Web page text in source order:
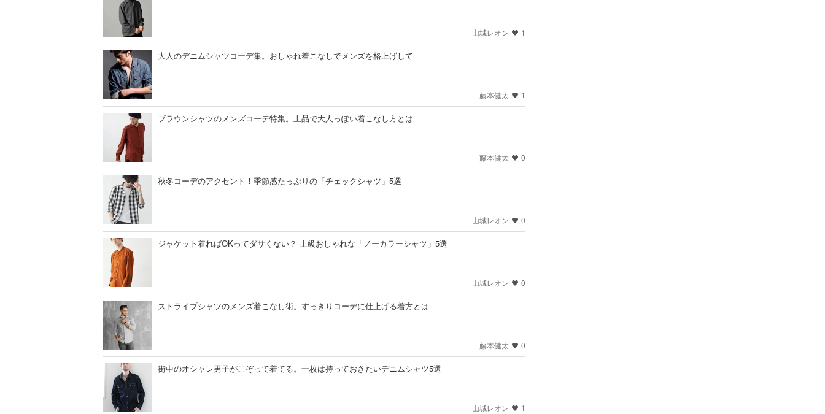
山城レオン 1
大人のデニムシャツコーデ集。おしゃれ着こなしでメンズを格上げして
藤本健太 1
ブラウンシャツのメンズコーデ特集。上品で大人っぽい着こなし方とは
藤本健太 0
秋冬コーデのアクセント！季節感たっぷりの「チェックシャツ」5選
山城レオン 0
ジャケット着ればOKってダサくない？ 上級おしゃれな「ノーカラーシャツ」5選
山城レオン 0
ストライプシャツのメンズ着こなし術。すっきりコーデに仕上げる着方とは
藤本健太 0
街中のオシャレ男子がこぞって着てる。一枚は持っておきたいデニムシャツ5選
山城レオン 1